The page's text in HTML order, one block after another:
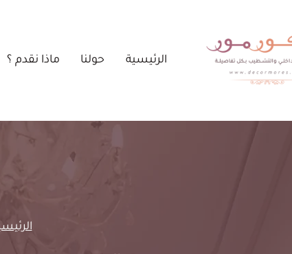
الرئيسية حولنا ماذا نقدم ؟